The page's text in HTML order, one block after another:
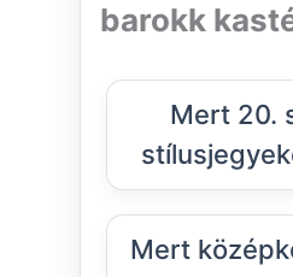
barokk
Mert 20.
Mert